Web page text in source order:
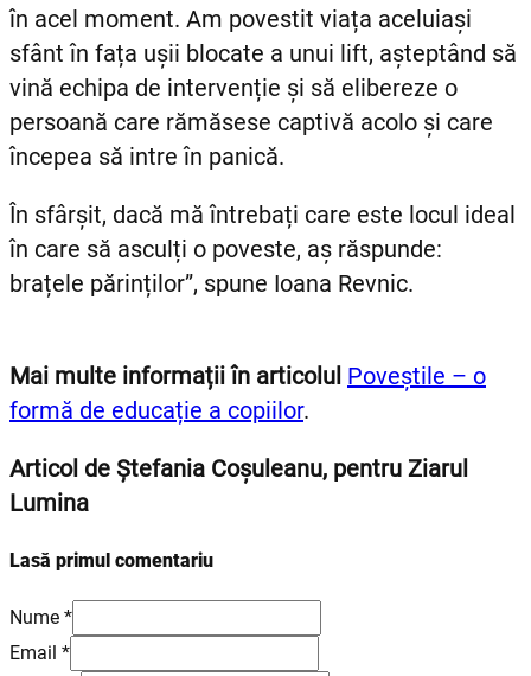
în acel moment. Am povestit viața aceluiași
sfânt în fața ușii blocate a unui lift, așteptând să
vină echipa de intervenție și să elibereze o
persoană care rămăsese captivă acolo și care
începea să intre în panică.
În sfârșit, dacă mă întrebați care este locul ideal
în care să asculți o poveste, aș răspunde:
brațele părinților”, spune Ioana Revnic.
Mai multe informații în articolul Poveștile – o
formă de educație a copiilor.
Articol de Ștefania Coșuleanu, pentru Ziarul
Lumina
Lasă primul comentariu
Nume *
Email *